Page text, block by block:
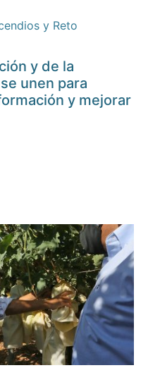
y Reto
y de la
unen para
y mejorar